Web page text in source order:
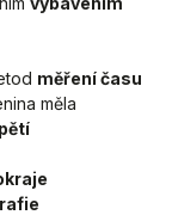
měření času
měla